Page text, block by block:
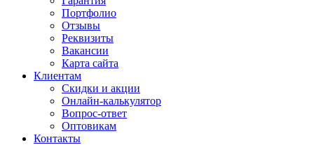
Портфолио
Отзывы
Реквизиты
Вакансии
Карта сайта
Клиентам
Скидки и акции
Онлайн-калькулятор
Вопрос-ответ
Оптовикам
Контакты